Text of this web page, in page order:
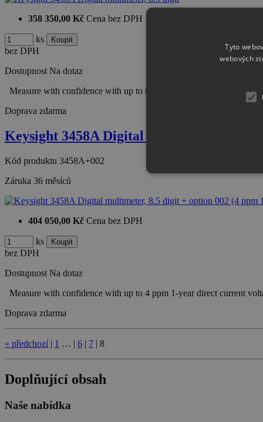
358 350,00 Kč Cena bez DPH
ks
bez DPH
Dostupnost Na dotaz
Measure with confidence with up to 8 ppm 1-year direct current
Doprava zdarma
Keysight 3458A Digital multimeter, 8.5
Kód produktu 3458A+002
Záruka 36 měsíců
404 050,00 Kč Cena bez DPH
ks
bez DPH
Dostupnost Na dotaz
Measure with confidence with up to 4 ppm 1-year direct current
Doprava zdarma
« předchozí | 1 … | 6 | 7 | 8
Doplňující obsah
Naše nabídka
Tyto
webových